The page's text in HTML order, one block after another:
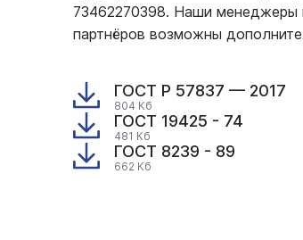
73462270398. Наши менеджеры
партнёров возможны
ГОСТ Р 57837 — 2017
804 Кб
ГОСТ 19425 - 74
481 Кб
ГОСТ 8239 - 89
662 Кб